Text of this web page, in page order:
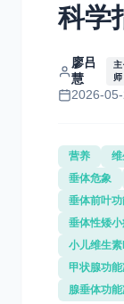
科学
廖吕
慧
师
2026-
营养
垂体危象
垂体前叶
垂体性矮
小儿维生
甲状腺功
腺垂体功